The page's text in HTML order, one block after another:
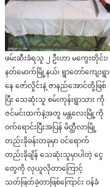
ဖမ်းဆီးခံရသူ ၂ ဦးဟာ မကွေးတိုင်း၊
နတ်မောက်မြို့နယ်၊ ရွာတော်ကျေးရွာ
နေ ဇော်လှိုင်းနဲ့ ဇာနည်အောင်တို့ဖြစ်
ပြီး သေဆုံးသူ စမ်းကုန်းရွာသား ကို
ဇင်မင်းထက်နဲ့အတူ မန္တလေးမြို့ကို
ဝက်ရောင်းပြီးအပြန် မိတ္ထီလာမြို့
တည်းခိုခန်းတခုမှာ ဝင်ရောက်
တည်းခိုချိန် သေဆုံးသူမှာပါတဲ့ ငွေ
တွေကို လုယူလိုတာကြောင့်
သတ်ဖြတ်ခဲ့တာဖြစ်ကြောင်း ဝန်ခံ